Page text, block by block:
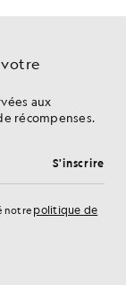
votre
aux
récompenses.
S'inscrire
notre politique de